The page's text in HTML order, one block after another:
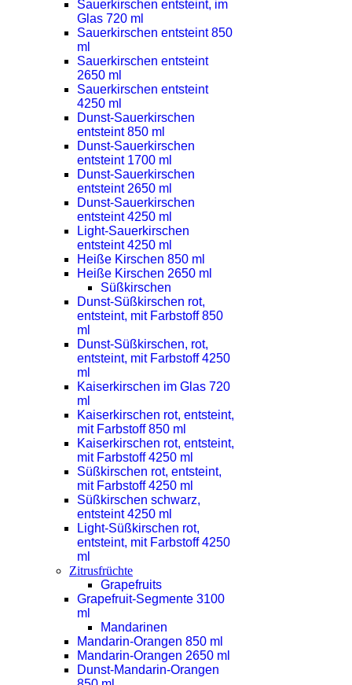
Sauerkirschen entsteint, im
Glas 720 ml
Sauerkirschen entsteint 850
ml
Sauerkirschen entsteint
2650 ml
Sauerkirschen entsteint
4250 ml
Dunst-Sauerkirschen
entsteint 850 ml
Dunst-Sauerkirschen
entsteint 1700 ml
Dunst-Sauerkirschen
entsteint 2650 ml
Dunst-Sauerkirschen
entsteint 4250 ml
Light-Sauerkirschen
entsteint 4250 ml
Heiße Kirschen 850 ml
Heiße Kirschen 2650 ml
Süßkirschen
Dunst-Süßkirschen rot,
entsteint, mit Farbstoff 850
ml
Dunst-Süßkirschen, rot,
entsteint, mit Farbstoff 4250
ml
Kaiserkirschen im Glas 720
ml
Kaiserkirschen rot, entsteint,
mit Farbstoff 850 ml
Kaiserkirschen rot, entsteint,
mit Farbstoff 4250 ml
Süßkirschen rot, entsteint,
mit Farbstoff 4250 ml
Süßkirschen schwarz,
entsteint 4250 ml
Light-Süßkirschen rot,
entsteint, mit Farbstoff 4250
ml
Zitrusfrüchte
Grapefruits
Grapefruit-Segmente 3100
ml
Mandarinen
Mandarin-Orangen 850 ml
Mandarin-Orangen 2650 ml
Dunst-Mandarin-Orangen